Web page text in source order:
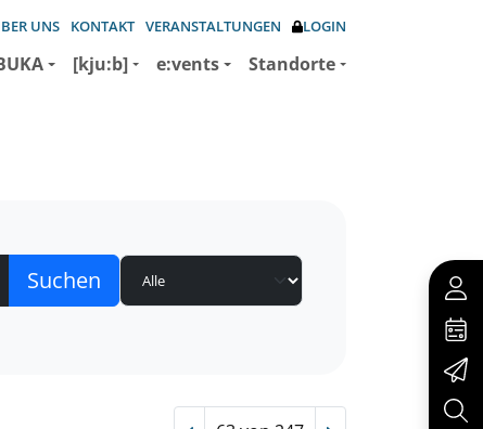
UNS KONTAKT VERANSTALTUNGEN LOGIN
[kju:b] e:vents Standorte